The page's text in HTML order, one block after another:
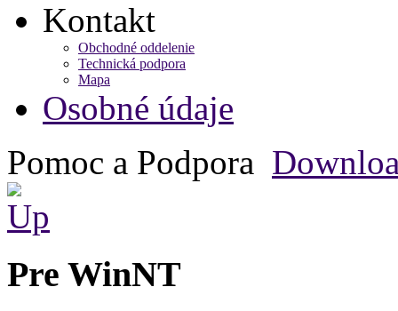
Kontakt
Obchodné oddelenie
Technická podpora
Mapa
Osobné údaje
Pomoc a Podpora
Pre WinNT